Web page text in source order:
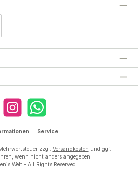
Instagram WhatsApp
Service
zzgl. Versandkosten und ggf.
wenn nicht anders angegeben.
Welt - All Rights Reserved.